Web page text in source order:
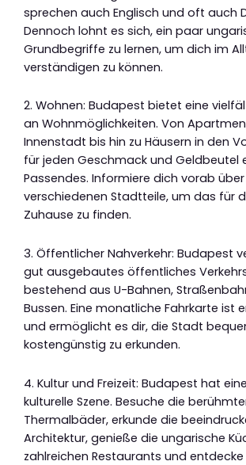
sprechen auch Englisch und oft auch
Dennoch lohnt es sich, ein paar
Grundbegriffe zu lernen, um dich im
verständigen zu können.
2. Wohnen: Budapest bietet eine
an Wohnmöglichkeiten. Von
Innenstadt bis hin zu Häusern in den
für jeden Geschmack und Geldbeutel
Passendes. Informiere dich vorab
verschiedenen Stadtteile, um das für
Zuhause zu finden.
3. Öffentlicher Nahverkehr: Budapest
gut ausgebautes öffentliches
bestehend aus U-Bahnen,
Bussen. Eine monatliche Fahrkarte ist
und ermöglicht es dir, die Stadt
kostengünstig zu erkunden.
4. Kultur und Freizeit: Budapest hat
kulturelle Szene. Besuche die
Thermalbäder, erkunde die
Architektur, genieße die ungarische
zahlreichen Restaurants und